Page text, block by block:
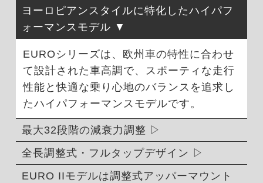
ヨーロピアンスタイルに特化したハイパフ
ォーマンスモデル
EUROシリーズは、欧州車の特性に合わせ
て設計された車高調で、スポーティな走行
性能と快適な乗り心地のバランスを追求し
たハイパフォーマンスモデルです。
最大32段階の減衰力調整
全長調整式・フルタップデザイン
EURO IIモデルは調整式アッパーマウント